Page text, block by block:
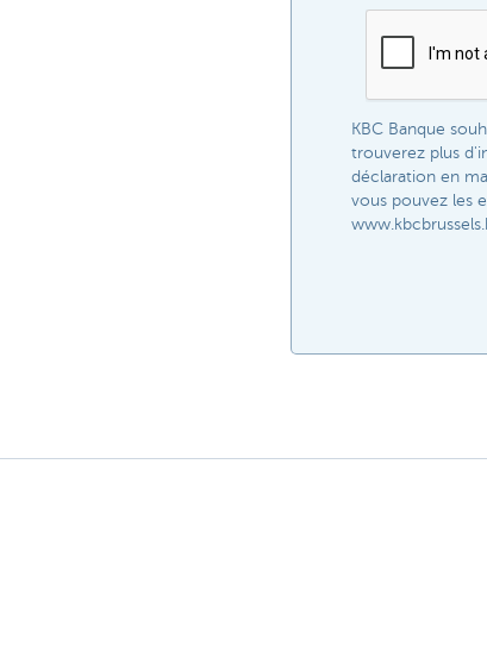
KBC Banque
trouverez plus
déclaration en
vous pouvez les